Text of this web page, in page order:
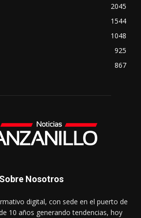
2045
1544
1048
925
867
Sobre Nosotros
digital, con sede en el puerto de
10 años generando tendencias, hoy